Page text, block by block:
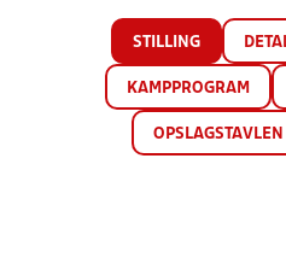
STILLING
KAMPPROGRAM
OPSLAGSTAVLEN